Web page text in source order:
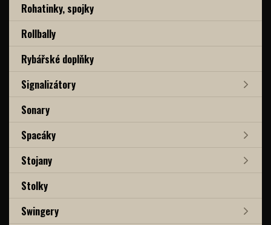
Rohatinky, spojky
Rollbally
Rybářské doplňky
Signalizátory
Sonary
Spacáky
Stojany
Stolky
Swingery